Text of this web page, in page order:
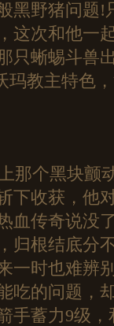
黑野猪问题!
这次和他一
只蜥蜴斗兽
玛教主特色
那个黑块颤
下收获，他
血传奇说没
归根结底分
一时也难辨
吃的问题，
手蓄力9级